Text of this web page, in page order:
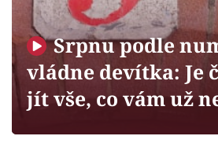
Sledujte prima+
Filmový festival Karlovy
Srpnu podle
vládne devítka: Je
jít vše, co vám už